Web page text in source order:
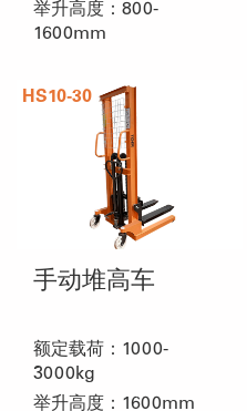
举升高度：800-
1600mm
HS10-30
手动堆高车
额定载荷：1000-
3000kg
举升高度：1600mm